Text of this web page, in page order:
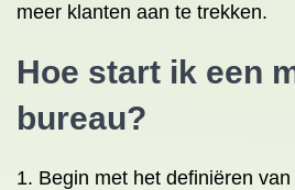
meer klanten aan te trekken.
Hoe start ik een
bureau?
Begin met het definiëren